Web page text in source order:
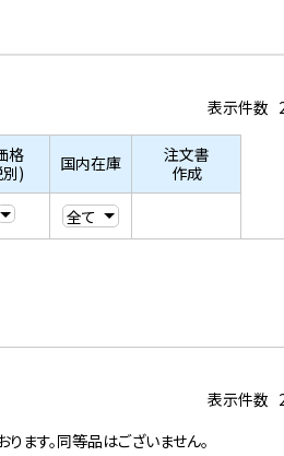
表示件数
格
)
国内在庫
注文書
作成
表示件数
す。同等品はございません。